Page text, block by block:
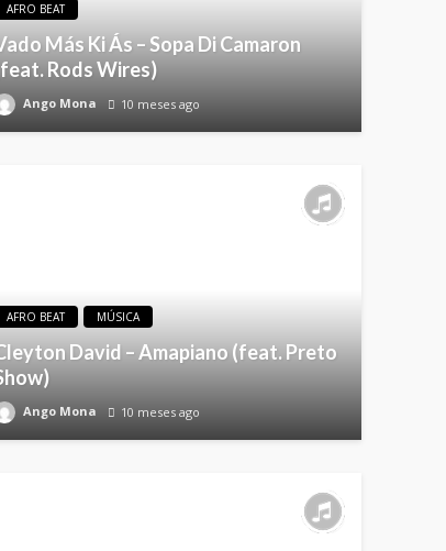
AFRO BEAT
Más Ki Ás – Sopa Di Camaron
Rods Wires)
Ango Mona 10 meses ago
AFRO BEAT MÚSICA
David – Amapiano (feat. Preto
Ango Mona 10 meses ago